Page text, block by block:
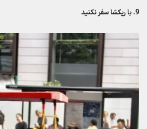
9. با ریکشا سفر نکنید